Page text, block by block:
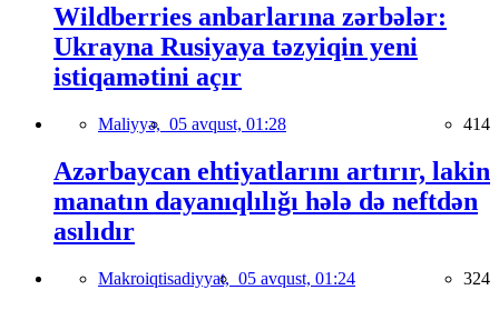
Wildberries anbarlarına zərbələr:
Ukrayna Rusiyaya təzyiqin yeni
istiqamətini açır
Maliyyə, 05 avqust, 01:28 414
Azərbaycan ehtiyatlarını artırır, lakin
manatın dayanıqlılığı hələ də neftdən
asılıdır
Makroiqtisadiyyat, 05 avqust, 01:24 324